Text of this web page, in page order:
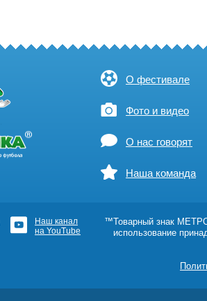
О фестивале
Фото и видео
О нас говорят
Наша команда
Наш канал
на YouTube
™Товарный знак
использование